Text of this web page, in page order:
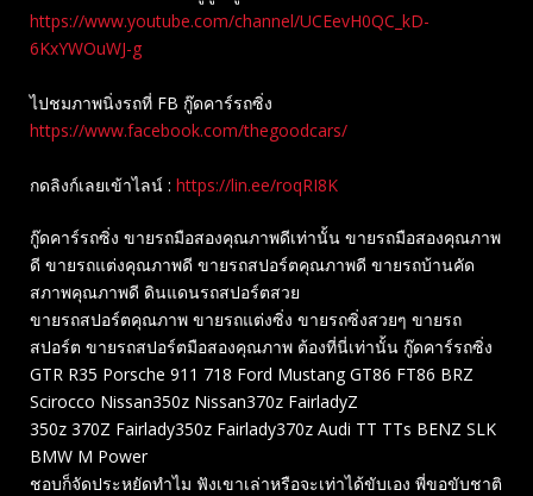
https://www.youtube.com/channel/UCEevH0QC_kD-
6KxYWOuWJ-g
ไปชมภาพนิ่งรถที่ FB กู๊ดคาร์รถซิ่ง
https://www.facebook.com/thegoodcars/
กดลิงก์เลยเข้าไลน์ : https://lin.ee/roqRI8K
กู๊ดคาร์รถซิ่ง ขายรถมือสองคุณภาพดีเท่านั้น ขายรถมือสองคุณภาพ
ดี ขายรถแต่งคุณภาพดี ขายรถสปอร์ตคุณภาพดี ขายรถบ้านคัด
สภาพคุณภาพดี ดินแดนรถสปอร์ตสวย
ขายรถสปอร์ตคุณภาพ ขายรถแต่งซิ่ง ขายรถซิ่งสวยๆ ขายรถ
สปอร์ต ขายรถสปอร์ตมือสองคุณภาพ ต้องที่นี่เท่านั้น กู๊ดคาร์รถซิ่ง
GTR R35 Porsche 911 718 Ford Mustang GT86 FT86 BRZ
Scirocco Nissan350z Nissan370z FairladyZ
350z 370Z Fairlady350z Fairlady370z Audi TT TTs BENZ SLK
BMW M Power
ชอบก็จัดประหยัดทำไม ฟังเขาเล่าหรือจะเท่าได้ขับเอง พี่ขอขับชาติ